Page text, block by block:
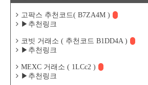
고팍스 추천코드( B7ZA4M )
▶추천링크
코빗 거래소 ( 추천코드 B1DD4A )
▶추천링크
MEXC 거래소 ( 1LCc2 )
▶추천링크